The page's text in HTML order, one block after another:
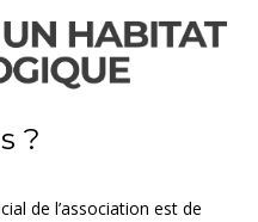
?
de l’association est de